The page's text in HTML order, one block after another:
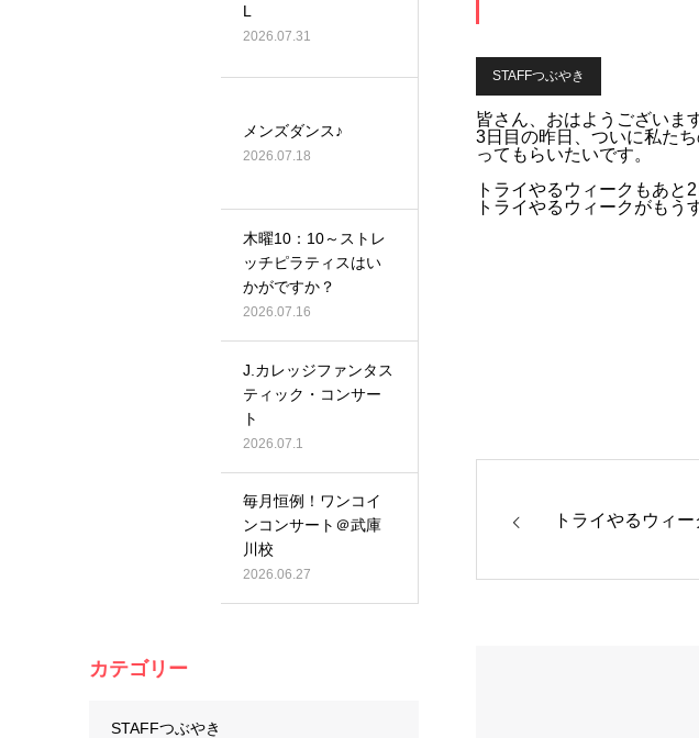
STAFFつぶやき
皆さん、おはようございま
3日目の昨日、ついに私た
ってもらいたいです。
トライやるウィークもあと
トライやるウィークがもう
トライやるウィー
L
2026.07.31
メンズダンス♪
2026.07.18
木曜10：10～ストレ
ッチピラティスはい
かがですか？
2026.07.16
J.カレッジファンタス
ティック・コンサー
ト
2026.07.1
毎月恒例！ワンコイ
ンコンサート＠武庫
川校
2026.06.27
カテゴリー
STAFFつぶやき